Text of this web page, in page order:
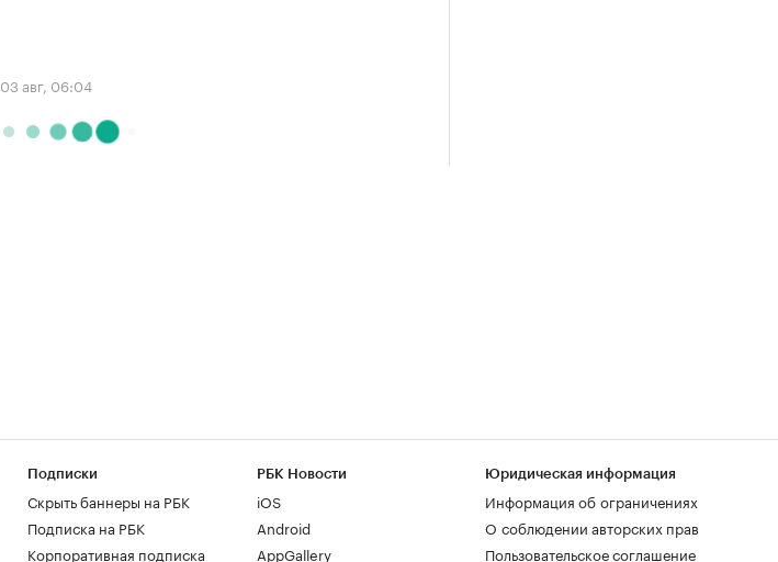
03 авг, 06:04
Подписки
Скрыть баннеры на РБК
Подписка на РБК
Корпоративная подписка
РБК Новости
iOS
Android
AppGallery
Юридическая информация
Информация об ограничениях
О соблюдении авторских прав
Пользовательское соглашение